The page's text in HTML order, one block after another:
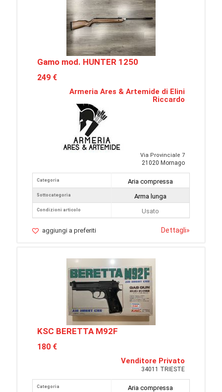
Gamo mod. HUNTER 1250
249 €
Armeria Ares & Artemide di Elini
Riccardo
Via Provinciale 7
21020 Mornago
Categoria
Sottocategoria
Condizioni articolo
Aria compressa
Arma lunga
Usato
aggiungi a preferiti Dettagli»
KSC BERETTA M92F
180 €
Venditore Privato
34011 TRIESTE
Categoria
Aria compressa